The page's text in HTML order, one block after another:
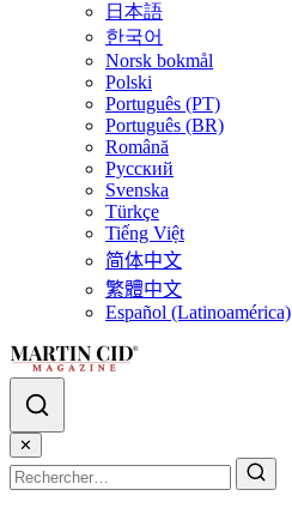
日本語
한국어
Norsk bokmål
Polski
Português (PT)
Português (BR)
Română
Русский
Svenska
Türkçe
Tiếng Việt
简体中文
繁體中文
Español (Latinoamérica)
✕